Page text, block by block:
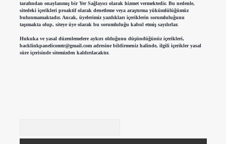
tarafından onaylanmış bir Yer Sağlayıcı olarak hizmet vermektedir. Bu nedenle,
sitedeki içerikleri proaktif olarak denetleme veya araştırma yükümlülüğümüz
bulunmamaktadır. Ancak, üyelerimiz yazdıkları içeriklerin sorumluluğunu
taşımakta olup, siteye üye olarak bu sorumluluğu kabul etmiş sayılırlar.
Hukuka ve yasal düzenlemelere aykırı olduğunu düşündüğünüz içerikleri,
backlinkpanelicomtr@gmail.comadresine bildirmeniz halinde, ilgili içerikler yasal
süre içerisinde sitemizden kaldırılacaktır.